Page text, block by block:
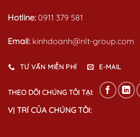
Hotline: 0911 379 581
Email: kinhdoanh@nlt-group.com
TƯ VẤN MIỄN PHÍ E-MAIL
THEO DÕI CHÚNG TÔI TẠI:
VỊ TRÍ CỦA CHÚNG TÔI: